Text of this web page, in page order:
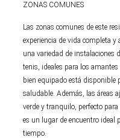
ZONAS COMUNES
Las zonas comunes de este
experiencia de vida completa
una variedad de instalaciones
tenis, ideales para los
bien equipado está disponible
saludable. Además, las áreas
verde y tranquilo, perfecto
es un lugar de encuentro ideal
tiempo.